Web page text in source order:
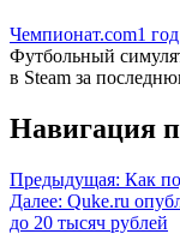
Чемпионат.com1
Футбольный
в Steam за
Навигация
Предыдущая: Как
Далее: Quke.ru
до 20 тысяч рублей